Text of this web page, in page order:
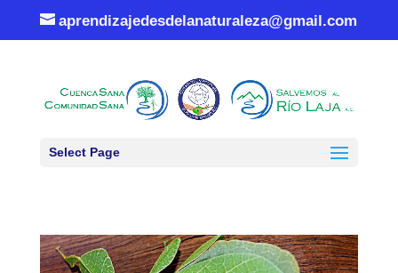
aprendizajedesdelanaturaleza@gmail.com
Select Page